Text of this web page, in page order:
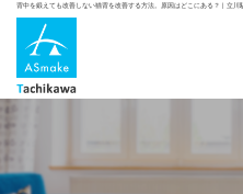
背中を鍛えても改善しない猫背を改善する方法。原因はどこにある？ | 立川